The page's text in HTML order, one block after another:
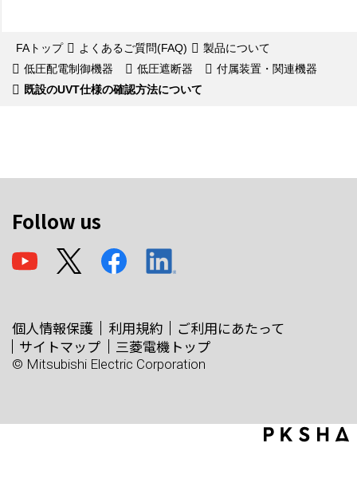
FAトップ よくあるご質問(FAQ)
製品について
低圧配電制御機器
低圧遮断器
付属装置・関連機器
既設のUVT仕様の確認方法について
Follow us
個人情報保護 利用規約
ご利用にあたって
サイトマップ
三菱電機トップ
© Mitsubishi Electric Corporation